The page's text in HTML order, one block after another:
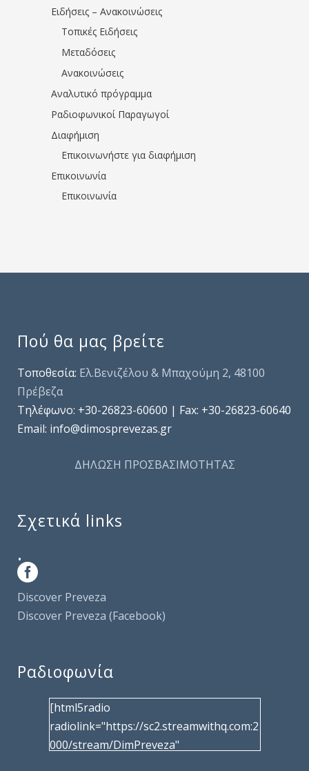
Ειδήσεις – Ανακοινώσεις
Τοπικές Ειδήσεις
Μεταδόσεις
Ανακοινώσεις
Αναλυτικό πρόγραμμα
Ραδιοφωνικοί Παραγωγοί
Διαφήμιση
Επικοινωνήστε για διαφήμιση
Επικοινωνία
Επικοινωνία
Πού θα μας βρείτε
Τοποθεσία: Ελ.Βενιζέλου & Μπαχούμη 2, 48100
Πρέβεζα
Τηλέφωνo: +30-26823-60600 | Fax: +30-26823-60640
Email: info@dimosprevezas.gr
ΔΗΛΩΣΗ ΠΡΟΣΒΑΣΙΜΟΤΗΤΑΣ
Σχετικά links
.
Discover Preveza
Discover Preveza (Facebook)
Ραδιοφωνία
[html5radio
radiolink="https://sc2.streamwithq.com:2
000/stream/DimPreveza"